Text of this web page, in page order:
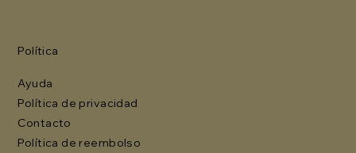
Política
Ayuda
Política de privacidad
Contacto
Política de reembolso